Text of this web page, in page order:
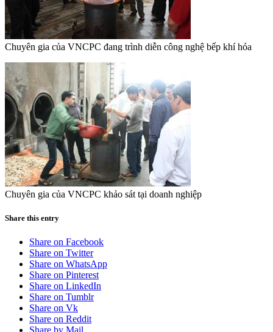
Chuyên gia của VNCPC đang trình diễn công nghệ bếp khí hóa
Chuyên gia của VNCPC khảo sát tại doanh nghiệp
Share this entry
Share on Facebook
Share on Twitter
Share on WhatsApp
Share on Pinterest
Share on LinkedIn
Share on Tumblr
Share on Vk
Share on Reddit